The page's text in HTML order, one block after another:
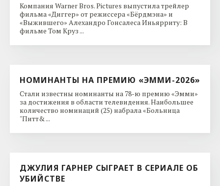
Компания Warner Bros. Pictures выпустила трейлер
фильма «Диггер» от режиссера «Бёрдмэна» и
«Выжившего» Алехандро Гонсалеса Иньярриту: В
фильме Том Круз ...
НОМИНАНТЫ НА ПРЕМИЮ «ЭММИ-2026»
Стали известны номинанты на 78-ю премию «Эмми»
за достижения в области телевидения. Наибольшее
количество номинаций (25) набрала «Больница
"Питт& ...
ДЖУЛИЯ ГАРНЕР СЫГРАЕТ В СЕРИАЛЕ ОБ
УБИЙСТВЕ